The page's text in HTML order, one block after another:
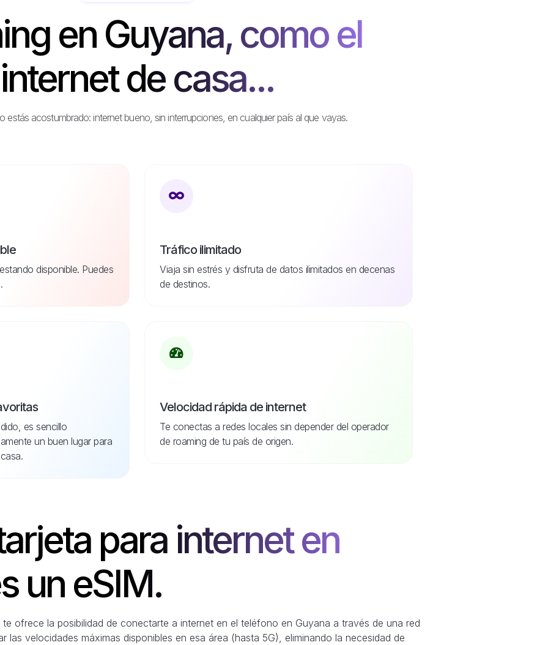
en Guyana, como el
internet de casa...
estás acostumbrado: internet bueno, sin interrupciones, en cualquier país al que vayas.
disponible. Puedes
Tráfico ilimitado
Viaja sin estrés y disfruta de datos ilimitados en decenas
de destinos.
es sencillo
un buen lugar para
Velocidad rápida de internet
Te conectas a redes locales sin depender del operador
de roaming de tu país de origen.
para internet en
un eSIM.
ofrece la posibilidad de conectarte a internet en el teléfono en Guyana a través de una red
las velocidades máximas disponibles en esa área (hasta 5G), eliminando la necesidad de